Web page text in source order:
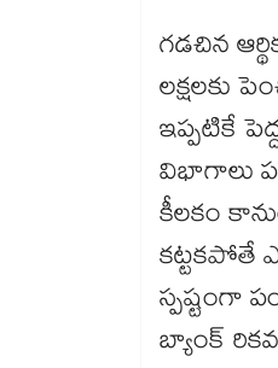
గడచిన
లక్షలకు
ఇప్పటికే
విభాగాలు
కీలకం
కట్టకపోతే
స్పష్టంగా
బ్యాంక్